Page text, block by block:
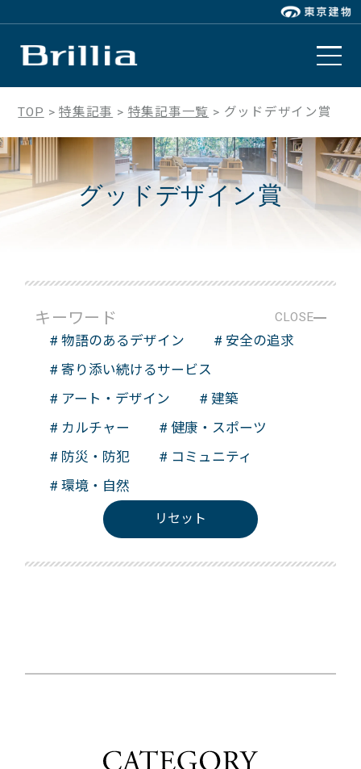
TOP 特集記事 特集記事一覧 グッドデザイン賞
グッドデザイン賞
キーワード CLOSE
# 物語のあるデザイン
# 安全の追求
# 寄り添い続けるサービス
# アート・デザイン
# 建築
# カルチャー
# 健康・スポーツ
# 防災・防犯
# コミュニティ
# 環境・自然
リセット